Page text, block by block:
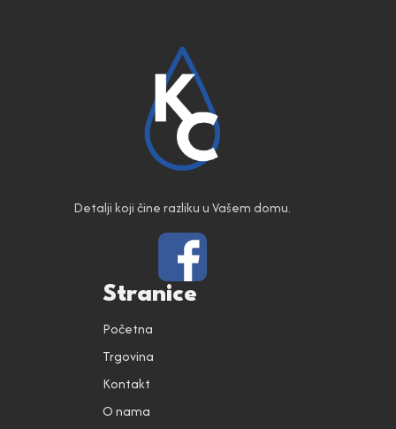
Detalji koji čine razliku u Vašem domu.
Stranice
Početna
Trgovina
Kontakt
O nama